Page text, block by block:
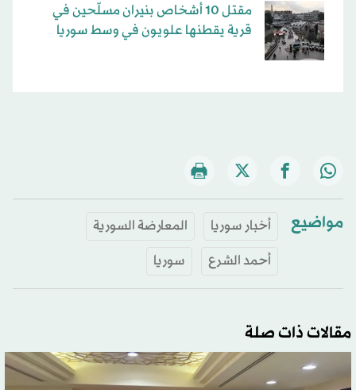
مقتل 10 أشخاص بنيران مسلّحين في
قرية يقطنها علويون في وسط سوريا
مواضيع أخبار سوريا
المعارضة السورية
أحمد الشرع
سوريا
مقالات ذات صلة